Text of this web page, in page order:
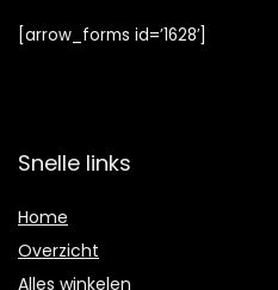
[arrow_forms id=’1628′]
Snelle links
Home
Overzicht
Alles winkelen